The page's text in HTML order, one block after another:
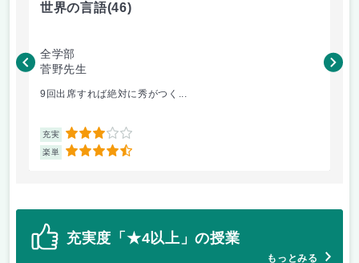
世界の言語(46)
全学部
菅野先生
9回出席すれば絶対に秀がつく...
充実 3
楽単 4.5
菅
充実度「★4以上」の授業
もっとみる